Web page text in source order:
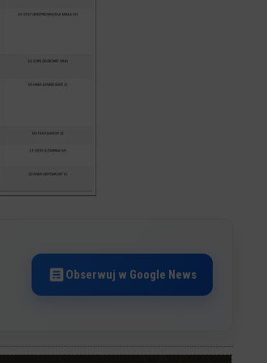
Obserwuj w Google News